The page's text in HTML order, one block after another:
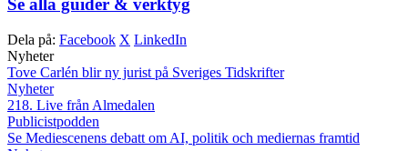
Se alla guider & verktyg
Dela på: Facebook X LinkedIn
Nyheter
Tove Carlén blir ny jurist på Sveriges Tidskrifter
Nyheter
218. Live från Almedalen
Publicistpodden
Se Mediescenens debatt om AI, politik och mediernas framtid